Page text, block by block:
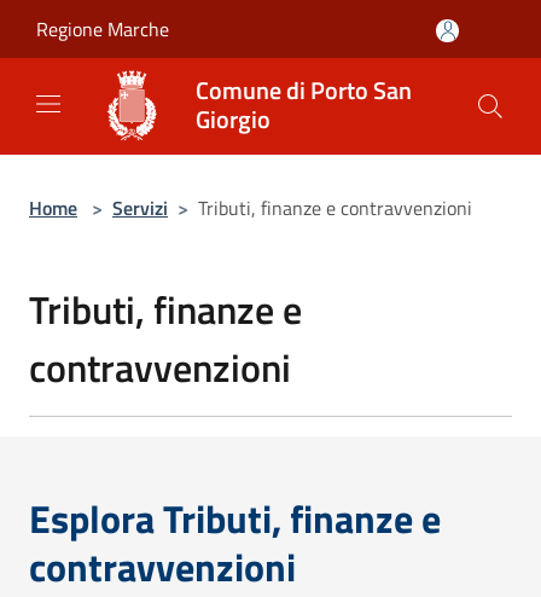
Regione Marche
Comune di Porto San
Giorgio
Home > Servizi > Tributi, finanze e contravvenzioni
Tributi, finanze e
contravvenzioni
Esplora Tributi, finanze e
contravvenzioni